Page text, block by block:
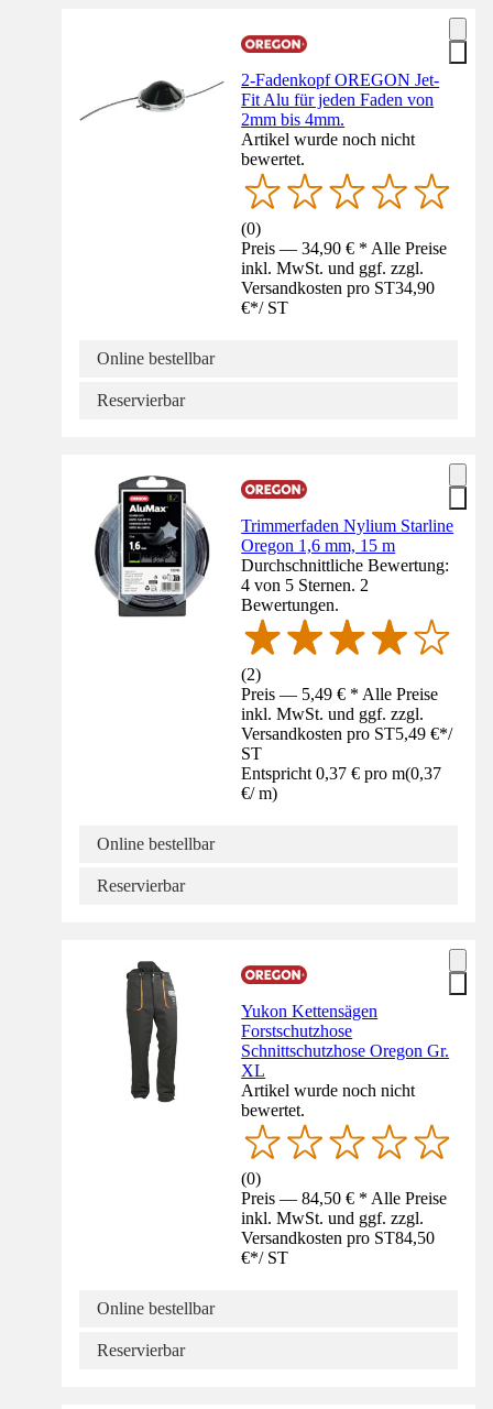
2-Fadenkopf OREGON Jet-
Fit Alu für jeden Faden von
2mm bis 4mm.
Artikel wurde noch nicht
bewertet.
(0)
Preis — 34,90 € * Alle Preise
inkl. MwSt. und ggf. zzgl.
Versandkosten pro ST34,90
€*/ ST
Online bestellbar
Reservierbar
Trimmerfaden Nylium Starline
Oregon 1,6 mm, 15 m
Durchschnittliche Bewertung:
4 von 5 Sternen. 2
Bewertungen.
(2)
Preis — 5,49 € * Alle Preise
inkl. MwSt. und ggf. zzgl.
Versandkosten pro ST5,49 €*/
ST
Entspricht 0,37 € pro m(0,37
€/ m)
Online bestellbar
Reservierbar
Yukon Kettensägen
Forstschutzhose
Schnittschutzhose Oregon Gr.
XL
Artikel wurde noch nicht
bewertet.
(0)
Preis — 84,50 € * Alle Preise
inkl. MwSt. und ggf. zzgl.
Versandkosten pro ST84,50
€*/ ST
Online bestellbar
Reservierbar